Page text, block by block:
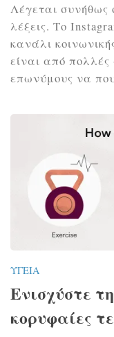
Λέγεται συνήθως
λέξεις. Το
κανάλι
είναι από πολλές
επωνύμους να
ΥΓΕΊΑ
Ενισχύστε
κορυφαίες